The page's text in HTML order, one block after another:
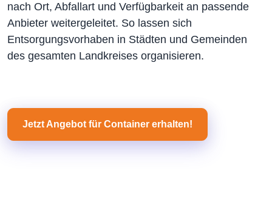
nach Ort, Abfallart und Verfügbarkeit an passende
Anbieter weitergeleitet. So lassen sich
Entsorgungsvorhaben in Städten und Gemeinden
des gesamten Landkreises organisieren.
Jetzt Angebot für Container erhalten!